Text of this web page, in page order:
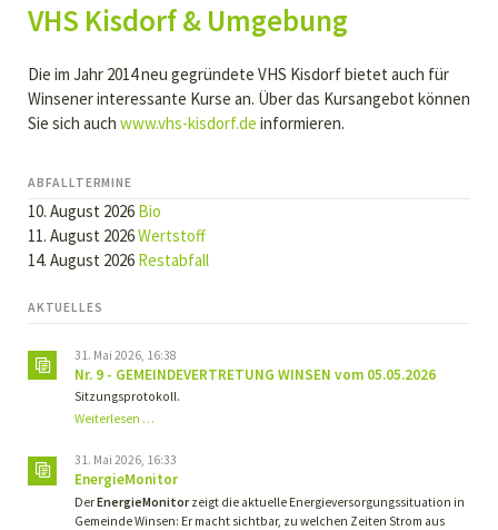
VHS Kisdorf & Umgebung
Die im Jahr 2014 neu gegründete VHS Kisdorf bietet auch für
Winsener interessante Kurse an. Über das Kursangebot können
Sie sich auch www.vhs-kisdorf.de informieren.
ABFALLTERMINE
10. August 2026 Bio
11. August 2026Wertstoff
14. August 2026 Restabfall
AKTUELLES
31. Mai 2026, 16:38
Nr. 9 - GEMEINDEVERTRETUNG WINSEN vom 05.05.2026
Sitzungsprotokoll.
Weiterlesen …Nr.
-
GEMEINDEVERTRETUNG
31. Mai 2026, 16:33
EnergieMonitor
DerEnergieMonitorzeigt die aktuelle Energieversorgungssituation in
Gemeinde Winsen: Er macht sichtbar, zu welchen Zeiten Strom aus